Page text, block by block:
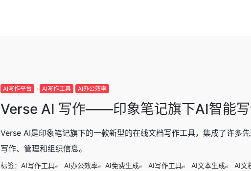
AI写作平台 AI写作工具 AI办公效率
Verse AI 写作——印象笔记旗下AI智能
Verse AI是印象笔记旗下的一款新型的在线文档写作工具，集成了许多
写作、管理和组织信息。
标签： AI写作工具 AI办公效率 AI免费生成 AI写作工具 AI文本生成 AI文